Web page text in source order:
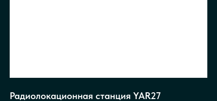
Радиолокационная станция YAR27